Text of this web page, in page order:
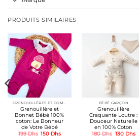
PRODUITS SIMILAIRES
GRENOUILLÉRES ET COMBINAISONS COTON
Grenouillère et
Bonnet Bébé 100%
coton: Le Bonheur
de Votre Bébé
199Dhs Le
150 DhsLe
BÉBÉ GARÇON
Grenouillère
Craquante Loutre :
Douceur Naturelle
en 100% Coton
180Dhs Le
130 DhsLe